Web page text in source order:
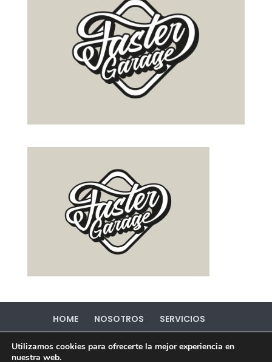
HOME NOSOTROS
SERVICIOS
PORTFOLIO
CONTACTO
Política de Privacidad
Política de Cookies
Utilizamos cookies para ofrecerte la mejor experiencia en
nuestra web.